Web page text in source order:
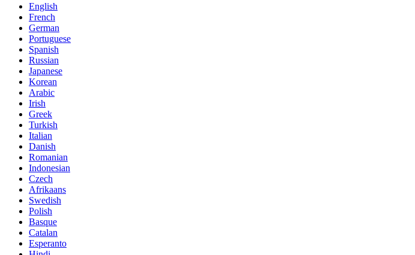
English
French
German
Portuguese
Spanish
Russian
Japanese
Korean
Arabic
Irish
Greek
Turkish
Italian
Danish
Romanian
Indonesian
Czech
Afrikaans
Swedish
Polish
Basque
Catalan
Esperanto